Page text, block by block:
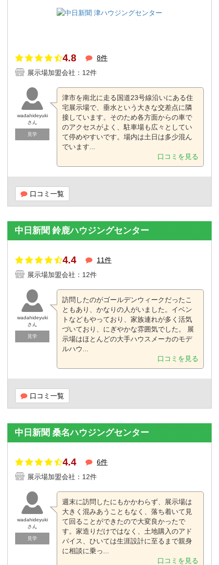
4.8
8件
展示場加盟会社：12件
wadahideyuki
さん
見学
津市を南北に走る国道23号線沿いにある住
宅展示場で、垂水という大きな交差点に隣
接しています。そのため各方面からの車で
のアクセスがよく、駐車場も広々としてい
て停めやすいです。場内は土日は多少混ん
でいます...
口コミを見る
口コミ一覧
中日新聞 鈴鹿ハウジングセンター
4.4
11件
展示場加盟会社：12件
wadahideyuki
さん
見学
訪問したのがゴールデンウィークだったこ
ともあり、かなりの人がいました。イベン
トなどもやっており、家族連れが多く活気
づいており、にぎやかな雰囲気でした。 展
示場はほとんどの大手ハウスメーカのモデ
ルハウ...
口コミを見る
口コミ一覧
中日新聞 桑名ハウジングセンター
4.4
6件
展示場加盟会社：12件
wadahideyuki
さん
見学
週末に訪問したにもかかわらず、展示場は
大きく混みあうこともなく、落ち着いて見
て回ることができたので大変良かったで
す。家造りだけではなく、土地購入のアド
バイス、ひいては生涯設計に至るまで親身
に相談に乗っ...
口コミを見る